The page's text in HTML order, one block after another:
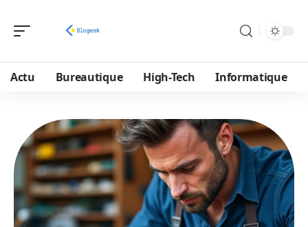
Actu Bureautique High-Tech Informatique